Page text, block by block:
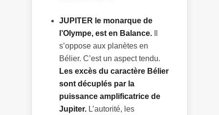
JUPITER le monarque de
l’Olympe, est en Balance.
s’oppose aux planètes en
Bélier. C’est un aspect tendu.
Les excès du caractère Bélier
sont décuplés par la
puissance amplificatrice de
Jupiter. L’autorité, les